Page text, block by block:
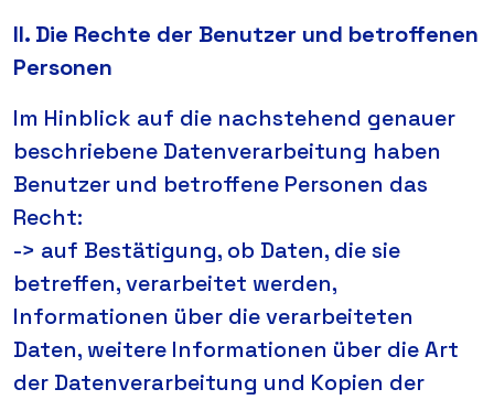
II. Die Rechte der Benutzer und betroffenen
Personen
Im Hinblick auf die nachstehend genauer
beschriebene Datenverarbeitung haben
Benutzer und betroffene Personen das
Recht:
-> auf Bestätigung, ob Daten, die sie
betreffen, verarbeitet werden,
Informationen über die verarbeiteten
Daten, weitere Informationen über die Art
der Datenverarbeitung und Kopien der